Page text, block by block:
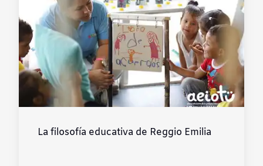
La filosofía educativa de Reggio Emilia